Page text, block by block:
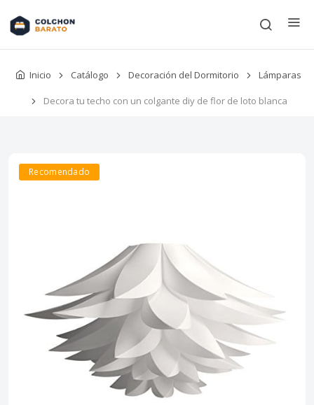
Inicio Catálogo Decoración del Dormitorio Lámparas
Decora tu techo con un colgante diy de flor de loto blanca
Recomendado